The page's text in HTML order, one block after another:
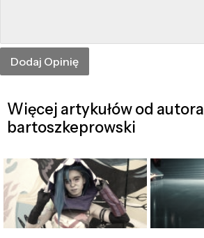
Więcej artykułów od autora
bartoszkeprowski